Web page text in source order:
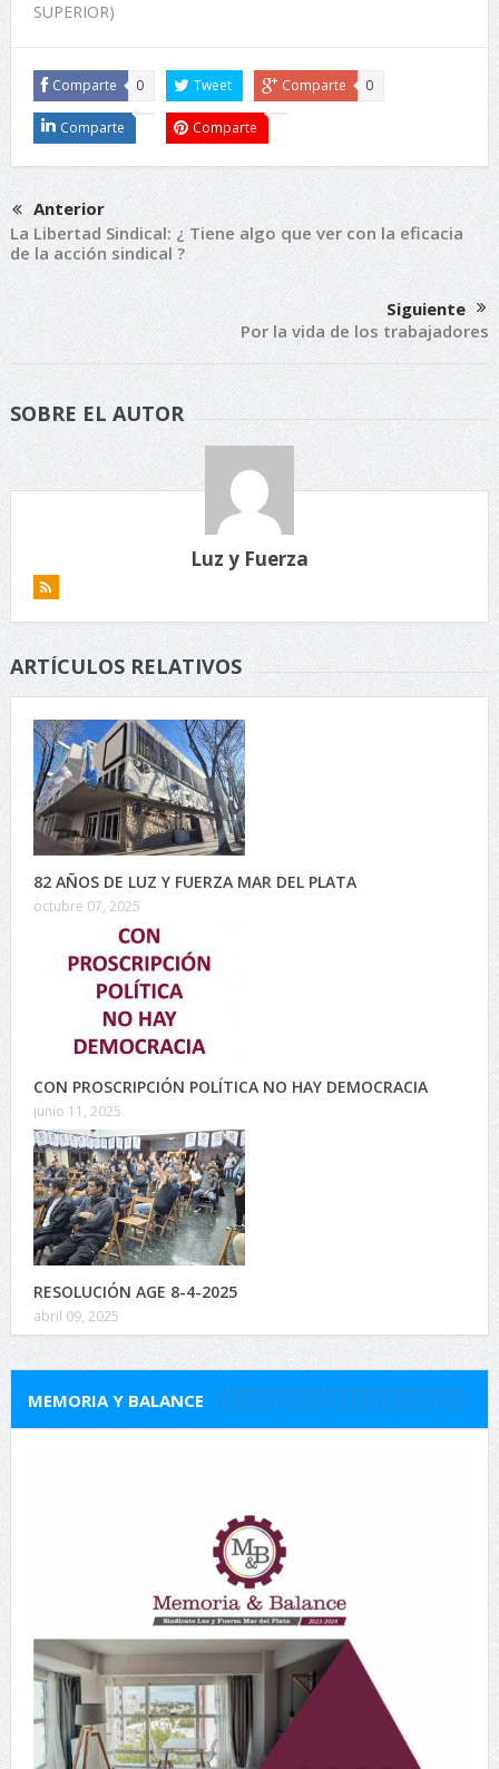
SUPERIOR)
Comparte 0 Tweet Comparte 0
Comparte Comparte
Anterior
La Libertad Sindical: ¿ Tiene algo que ver con la eficacia
de la acción sindical ?
Siguiente
Por la vida de los trabajadores
SOBRE EL AUTOR
Luz y Fuerza
ARTÍCULOS RELATIVOS
82 AÑOS DE LUZ Y FUERZA MAR DEL PLATA
octubre 07, 2025
CON PROSCRIPCIÓN POLÍTICA NO HAY DEMOCRACIA
junio 11, 2025
RESOLUCIÓN AGE 8-4-2025
abril 09, 2025
MEMORIA Y BALANCE